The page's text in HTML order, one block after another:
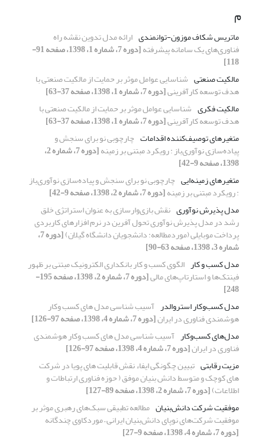
م
ماتریس شکاف موزون-توانمندی ارائه مدل تدوین نقشه راه
فناوری‌های یک سامانه پیشرفته [دوره 7، شماره 1، 1398، صفحه 91-
118]
مالکیت صنعتی شناسایی عوامل موثر بر حمایت از مالکیت صنعتی با
هدف توسعه کارآفرینی[دوره 7، شماره 1، 1398، صفحه 37-63]
مالکیت فکری شناسایی عوامل موثر بر حمایت از مالکیت صنعتی با
هدف توسعه کارآفرینی[دوره 7، شماره 1، 1398، صفحه 37-63]
متغیرهای توصیف‌کننده اقدامات چارچوبی نو برای سنجش و
پیاده‌سازی نوآوری‌باز : رویکرد مبتنی بر زمینه [دوره 7، شماره 2،
1398، صفحه 9-42]
متغیرهای زمینه‌ایی چارچوبی نو برای سنجش و پیاده‌سازی نوآوری‌باز
: رویکرد مبتنی بر زمینه[دوره 7، شماره 2، 1398، صفحه 9-42]
مدل پذیرش نوآوری نقش بازی‌وارسازی به عنوان استراتژی خلق
رشد در مدل پذیرش نوآوری تحول آفرین در نرم افزارهای کاربردی
پرداخت موبایلی (موردمطالعه: دانشجویان دانشگاه گیلان) [دوره 7،
شماره 3، 1398، صفحه 63-90]
مدل کسب و کار الگوی کسب و کار بانکداری الکترونیک مبتنی بر ظهور
فینتک‌ها و استارتاپ‌های مالی [دوره 7، شماره 2، 1398، صفحه 195-
248]
مدل کسب‌وکار استروالدر آسیب شناسی مدل های کسب وکار
هوشمندی فناوری در ایران[دوره 7، شماره 4، 1398، صفحه 97-126]
مدل‌های کسب‌وکار آسیب شناسی مدل های کسب وکار هوشمندی
فناوری در ایران[دوره 7، شماره 4، 1398، صفحه 97-126]
مزیت رقابتی تبیین چگونگی ایفاء نقش قابلیت های پویا در شرکت
های کوچک و متوسط دانش بنیان موفق ( حوزه فناوری ارتباطات و
اطلاعات)[دوره 7، شماره 2، 1398، صفحه 89-127]
موفقیت شرکت دانش‌بنیان مطالعه تطبیقی سبک‌های رهبری موثر بر
موفقیت شرکت‌های نوپای دانش‌بنیان ایرانی – موردکاوی چندگانه
[دوره 7، شماره 4، 1398، صفحه 9-27]